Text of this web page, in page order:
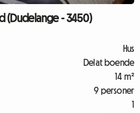
(Dudelange - 3450)
Hus
Delat boende
14 m²
9 personer
1